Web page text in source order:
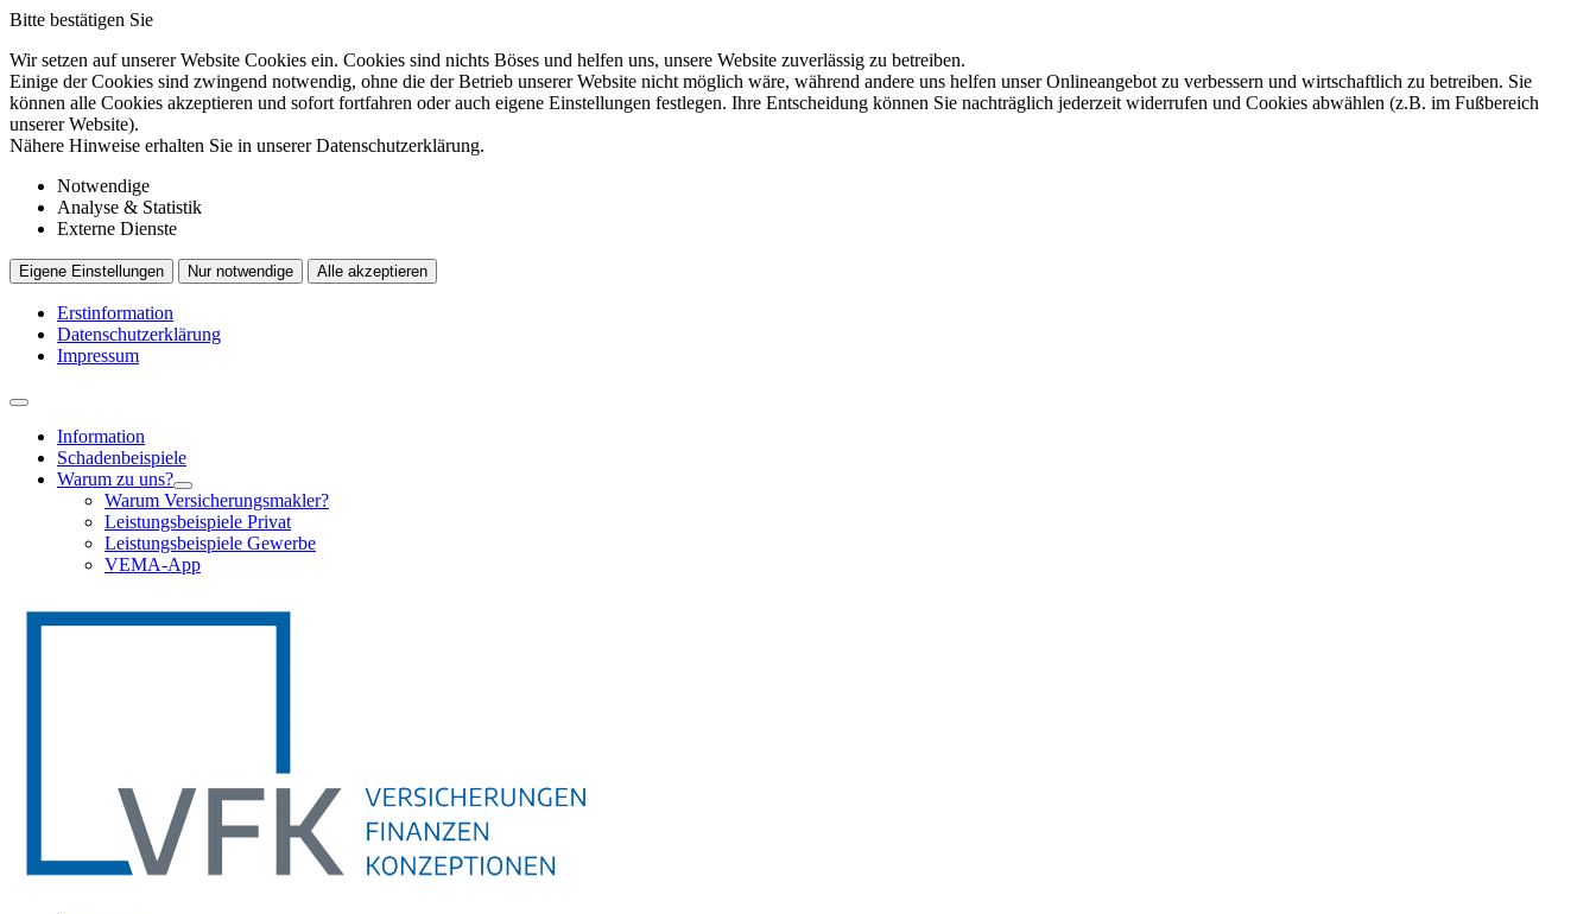
Bitte bestätigen Sie
Wir setzen auf unserer Website Cookies ein. Cookies sind nichts Böses und helfen uns, unsere Website zuverlässig zu betreiben.
Einige der Cookies sind zwingend notwendig, ohne die der Betrieb unserer Website nicht möglich wäre, während andere uns helfen unser Onlineangebot zu verbessern und wirtschaftlich zu betreiben. Sie
können alle Cookies akzeptieren und sofort fortfahren oder auch eigene Einstellungen festlegen. Ihre Entscheidung können Sie nachträglich jederzeit widerrufen und Cookies abwählen (z.B. im Fußbereich
unserer Website).
Nähere Hinweise erhalten Sie in unserer Datenschutzerklärung.
Notwendige
Analyse & Statistik
Externe Dienste
Eigene Einstellungen Nur notwendige Alle akzeptieren
Erstinformation
Datenschutzerklärung
Impressum
Information
Schadenbeispiele
Warum zu uns?
Warum Versicherungsmakler?
Leistungsbeispiele Privat
Leistungsbeispiele Gewerbe
VEMA-App